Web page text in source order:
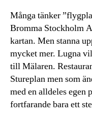
Många tänker
Bromma Stockholm
kartan. Men stanna
mycket mer. Lugna
till Mälaren.
Stureplan men som
med en alldeles egen
fortfarande bara ett